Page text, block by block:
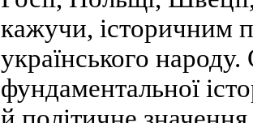
кажучи, історичним
українського
фундаментальної